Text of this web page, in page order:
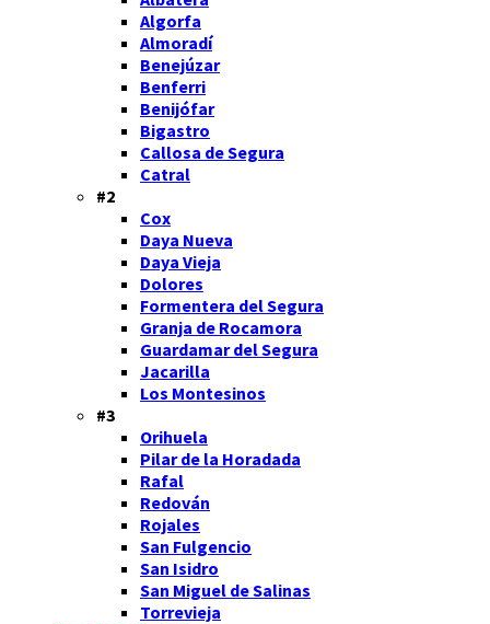
Algorfa
Almoradí
Benejúzar
Benferri
Benijófar
Bigastro
Callosa de Segura
Catral
#2
Cox
Daya Nueva
Daya Vieja
Dolores
Formentera del Segura
Granja de Rocamora
Guardamar del Segura
Jacarilla
Los Montesinos
#3
Orihuela
Pilar de la Horadada
Rafal
Redován
Rojales
San Fulgencio
San Isidro
San Miguel de Salinas
Torrevieja